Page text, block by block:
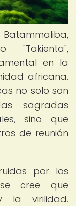
"Takienta",
en la
africana.
no solo son
sagradas
sino que
de reunión
por los
cree que
la virilidad.